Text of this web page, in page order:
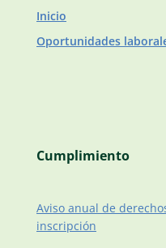
Inicio
Oportunidades
Cumplimiento
Aviso anual de
inscripción